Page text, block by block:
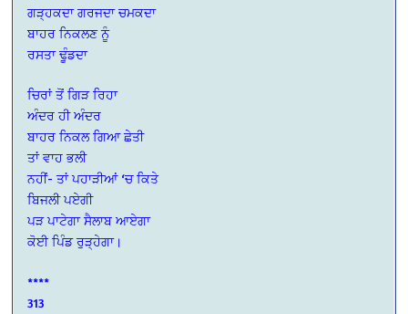
ਗੜ੍ਹਕਦਾ ਗਰਜਦਾ ਚਮਕਦਾ
ਬਾਹਰ ਨਿਕਲਣ ਨੂੰ
ਰਸਤਾ ਢੂੰਡਦਾ
ਚਿਰਾਂ ਤੋਂ ਗਿੜ ਰਿਹਾ
ਅੰਦਰ ਹੀ ਅੰਦਰ
ਬਾਹਰ ਨਿਕਲ ਗਿਆ ਛੇਤੀ
ਤਾਂ ਵਾਹ ਭਲੀ
ਨਹੀਂ- ਤਾਂ ਪਹਾੜੀਆਂ ‘ਚ ਕਿਤੇ
ਬਿਜਲੀ ਪਏਗੀ
ਪੜ ਪਾਟੇਗਾ ਸੈਲਾਬ ਆਏਗਾ
ਕੋਈ ਪਿੰਡ ਰੁੜ੍ਹੇਗਾ।
****
313